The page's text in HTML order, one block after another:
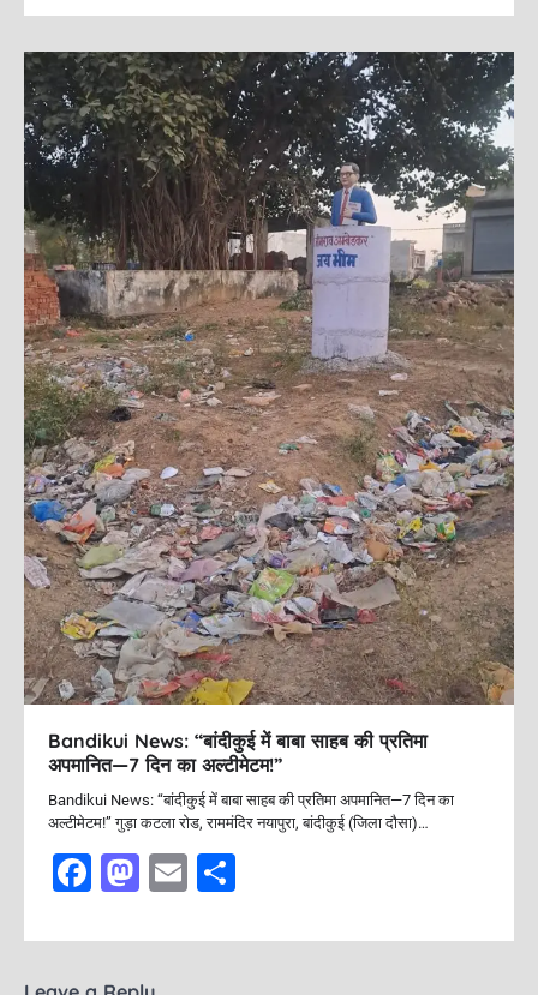
c
e
b
o
o
k
st
o
d
o
n
ai
l
ar
e
Bandikui News: “बांदीकुई में बाबा साहब की प्रतिमा
अपमानित—7 दिन का अल्टीमेटम!”
Bandikui News: “बांदीकुई में बाबा साहब की प्रतिमा अपमानित—7 दिन का
अल्टीमेटम!” गुड़ा कटला रोड, राममंदिर नयापुरा, बांदीकुई (जिला दौसा)…
F
c
M
st
E
ai ar